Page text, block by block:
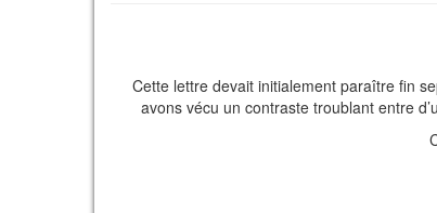
Cette lettre devait initialement paraître fin
avons vécu un contraste troublant entre